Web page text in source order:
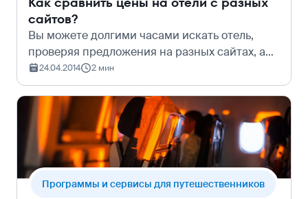
сайтов?
Вы можете долгими часами искать отель,
проверяя предложения на разных сайтах, а
можете сделать все тоже самое, потратив на
это не более минуты - проверьте цены на
метопоисковике отелей. Один из самых…
24.04.2014 2 мин
Программы и сервисы для путешественников